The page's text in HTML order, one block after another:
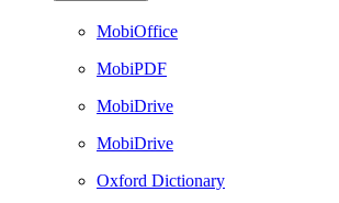
MobiOffice
MobiPDF
MobiDrive
MobiDrive
Oxford Dictionary